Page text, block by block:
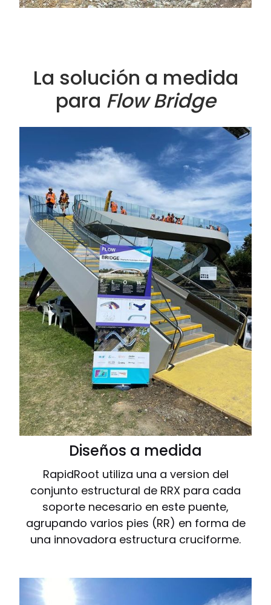
La solución a medida
para Flow Bridge
Diseños a medida
RapidRoot utiliza una a version del
conjunto estructural de RRX para cada
soporte necesario en este puente,
agrupando varios pies (RR) en forma de
una innovadora estructura cruciforme.